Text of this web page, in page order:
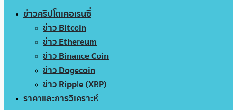
ข่าวคริปโตเคอเรนซี่
ข่าว Bitcoin
ข่าว Ethereum
ข่าว Binance Coin
ข่าว Dogecoin
ข่าว Ripple (XRP)
ราคาและการวิเคราะห์